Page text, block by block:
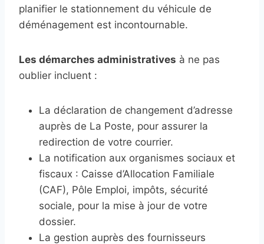
planifier le stationnement du véhicule de
déménagement est incontournable.
Les démarches administratives à ne pas
oublier incluent :
La déclaration de changement d’adresse
auprès de La Poste, pour assurer la
redirection de votre courrier.
La notification aux organismes sociaux et
fiscaux : Caisse d’Allocation Familiale
(CAF), Pôle Emploi, impôts, sécurité
sociale, pour la mise à jour de votre
dossier.
La gestion auprès des fournisseurs